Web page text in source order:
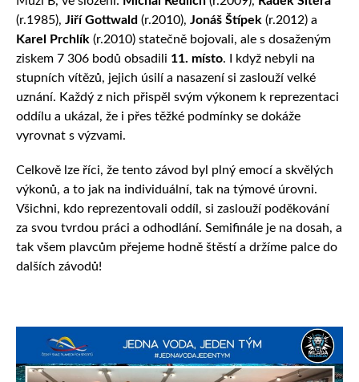
(r.1985), Jiří Gottwald (r.2010), Jonáš Štípek (r.2012) a
Karel Prchlík (r.2010) statečně bojovali, ale s dosaženým
ziskem 7 306 bodů obsadili 11. místo. I když nebyli na
stupních vítězů, jejich úsilí a nasazení si zaslouží velké
uznání. Každý z nich přispěl svým výkonem k reprezentaci
oddílu a ukázal, že i přes těžké podmínky se dokáže
vyrovnat s výzvami.
Celkově lze říci, že tento závod byl plný emocí a skvělých
výkonů, a to jak na individuální, tak na týmové úrovni.
Všichni, kdo reprezentovali oddíl, si zaslouží poděkování
za svou tvrdou práci a odhodlání. Semifinále je na dosah, a
tak všem plavcům přejeme hodně štěstí a držíme palce do
dalších závodů!